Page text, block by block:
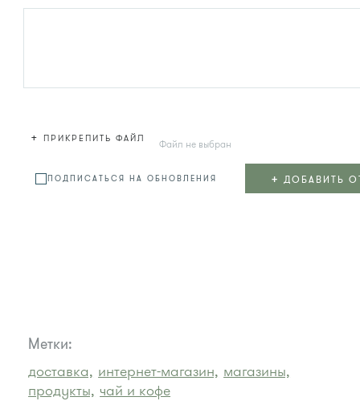
+ ПРИКРЕПИТЬ ФАЙЛ Файл не выбран
ПОДПИСАТЬСЯ НА ОБНОВЛЕНИЯ + ДОБАВИТЬ
Метки:
доставка, интернет-магазин, магазины,
продукты, чай и кофе